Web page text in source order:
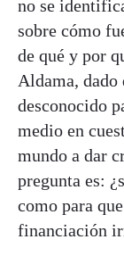
no se
sobre cómo
de qué y por
Aldama, dado
desconocido
medio en
mundo a dar
pregunta es:
como para
financiación